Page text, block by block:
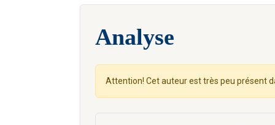
Analyse
Attention! Cet auteur est très peu présent